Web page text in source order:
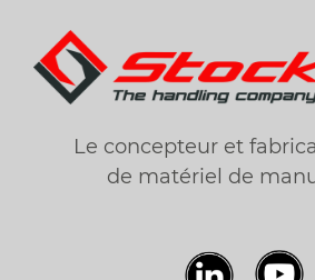
Le concepteur et
de matériel de